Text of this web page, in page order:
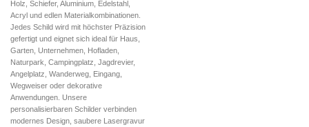
Holz, Schiefer, Aluminium, Edelstahl,
Acryl und edlen Materialkombinationen.
Jedes Schild wird mit höchster Präzision
gefertigt und eignet sich ideal für Haus,
Garten, Unternehmen, Hofladen,
Naturpark, Campingplatz, Jagdrevier,
Angelplatz, Wanderweg, Eingang,
Wegweiser oder dekorative
Anwendungen. Unsere
personalisierbaren Schilder verbinden
modernes Design, saubere Lasergravur